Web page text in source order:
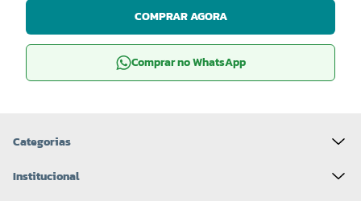
COMPRAR AGORA
Comprar no WhatsApp
Categorias
Institucional